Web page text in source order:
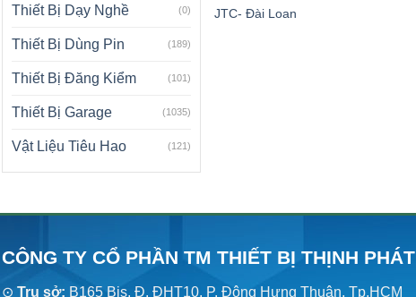
Thiết Bị Dạy Nghề (0)
Thiết Bị Dùng Pin (189)
Thiết Bị Đăng Kiểm (101)
Thiết Bị Garage (1035)
Vật Liệu Tiêu Hao (121)
JTC- Đài Loan
CÔNG TY CỔ PHẦN TM THIẾT BỊ THỊNH PHÁT
⊙ Trụ sở: B165 Bis, Đ. ĐHT10, P. Đông Hưng Thuận, Tp.HCM